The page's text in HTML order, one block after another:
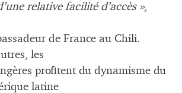
relative facilité d’accès »,
de France au Chili.
les
profitent du dynamisme du
latine